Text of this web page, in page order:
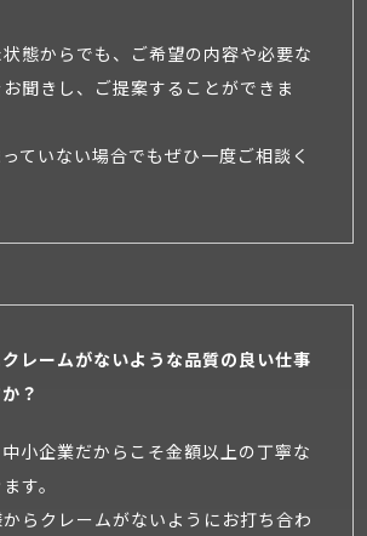
態からでも、ご希望の内容や必要な
聞きし、ご提案することができま
ていない場合でもぜひ一度ご相談く
レームがないような品質の良い仕事
？
小企業だからこそ金額以上の丁寧な
す。
からクレームがないようにお打ち合わ